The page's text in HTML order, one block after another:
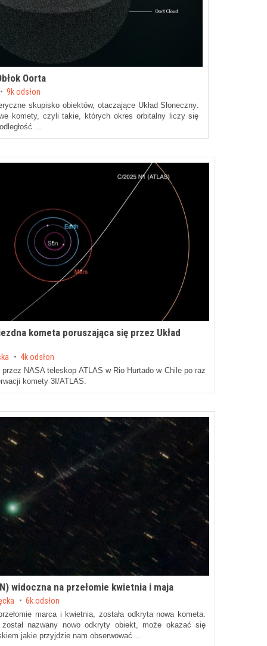
Oorta
9k odsłon
skupisko obiektów, otaczające Układ Słoneczny.
komety, czyli takie, których okres orbitalny liczy się
…
kometa poruszająca się przez Układ
4k odsłon
NASA teleskop ATLAS w Rio Hurtado w Chile po raz
komety 3I/ATLAS.
widoczna na przełomie kwietnia i maja
6k odsłon
marca i kwietnia, została odkryta nowa kometa.
nazwany nowo odkryty obiekt, może okazać się
jakie przyjdzie nam obserwować …